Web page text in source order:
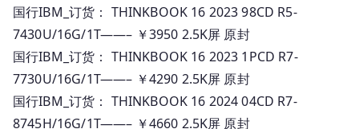
国行IBM_订货： THINKBOOK 16 2023 98CD R5-
7430U/16G/1T——– ￥3950 2.5K屏 原封
国行IBM_订货： THINKBOOK 16 2023 1PCD R7-
7730U/16G/1T——– ￥4290 2.5K屏 原封
国行IBM_订货： THINKBOOK 16 2024 04CD R7-
8745H/16G/1T——– ￥4660 2.5K屏 原封